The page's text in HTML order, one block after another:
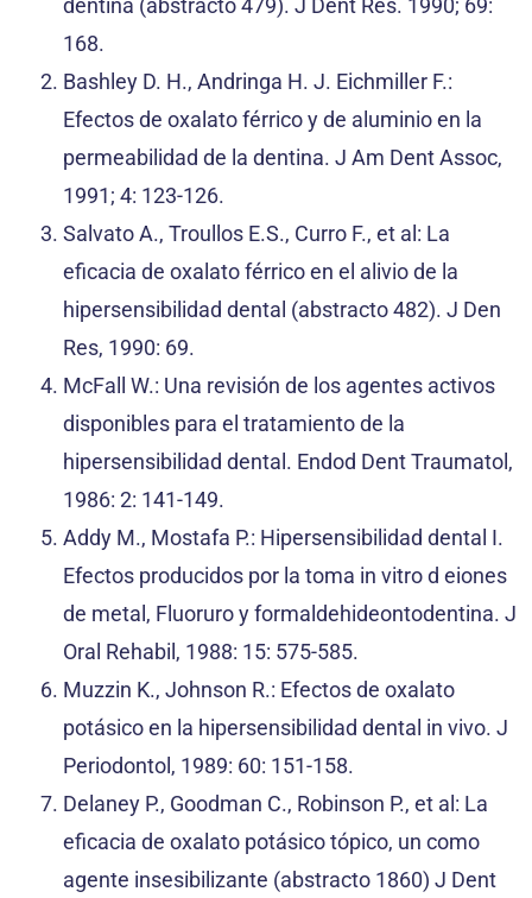
dentina (abstracto 479). J Dent Res. 1990; 69:
168.
Bashley D. H., Andringa H. J. Eichmiller F.:
Efectos de oxalato férrico y de aluminio en la
permeabilidad de la dentina. J Am Dent Assoc,
1991; 4: 123-126.
Salvato A., Troullos E.S., Curro F., et al: La
eficacia de oxalato férrico en el alivio de la
hipersensibilidad dental (abstracto 482). J Den
Res, 1990: 69.
McFall W.: Una revisión de los agentes activos
disponibles para el tratamiento de la
hipersensibilidad dental. Endod Dent Traumatol,
1986: 2: 141-149.
Addy M., Mostafa P.: Hipersensibilidad dental I.
Efectos producidos por la toma in vitro d eiones
de metal, Fluoruro y formaldehideontodentina. J
Oral Rehabil, 1988: 15: 575-585.
Muzzin K., Johnson R.: Efectos de oxalato
potásico en la hipersensibilidad dental in vivo. J
Periodontol, 1989: 60: 151-158.
Delaney P., Goodman C., Robinson P., et al: La
eficacia de oxalato potásico tópico, un como
agente insesibilizante (abstracto 1860) J Dent